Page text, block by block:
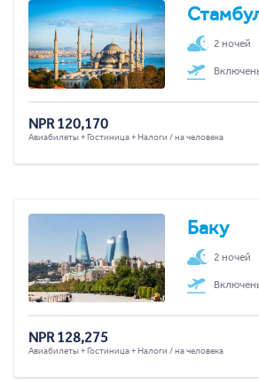
2 ночей
NPR 120,170
Авиабилеты + Гостиница + Налоги / на человека
Баку
2 ночей
NPR 128,275
Авиабилеты + Гостиница + Налоги / на человека